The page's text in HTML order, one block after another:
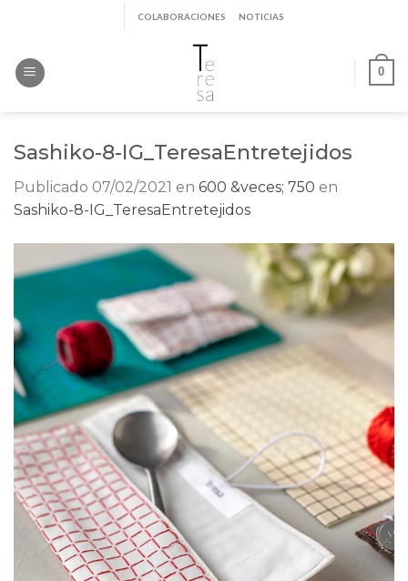
contenido
COLABORACIONES NOTICIAS
0
Sashiko-8-IG_TeresaEntretejidos
Publicado 07/02/2021 en 600 &veces; 750 en
Sashiko-8-IG_TeresaEntretejidos